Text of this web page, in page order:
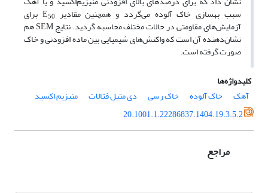
سبب بهسازی خاک آلوده می‌گردد و همچنین مقادیر E 50 برای
آزمایش‌های مقاومتی در حالات مختلف محاسبه گردید. نتایجSEMهم
نشان‌دهنده آن است که واکنش‌های شیمیایی بین ماده افزودنی و خاک
صورت گرفته است.
کلیدواژه‌ها
آهک
خاک آلوده خاک رسی دی متیل فتالات
منیزیم اکسید
20.1001.1.22286837.1404.19.3.5.2
مراجع